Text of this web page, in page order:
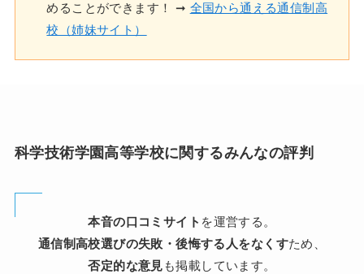
めることができます！ ➞ 全国から通える通信制高
校（姉妹サイト）
科学技術学園高等学校に関するみんなの評判
本音の口コミサイト を運営する。
通信制高校選びの失敗・後悔する人をなくすため、
否定的な意見 も掲載しています。